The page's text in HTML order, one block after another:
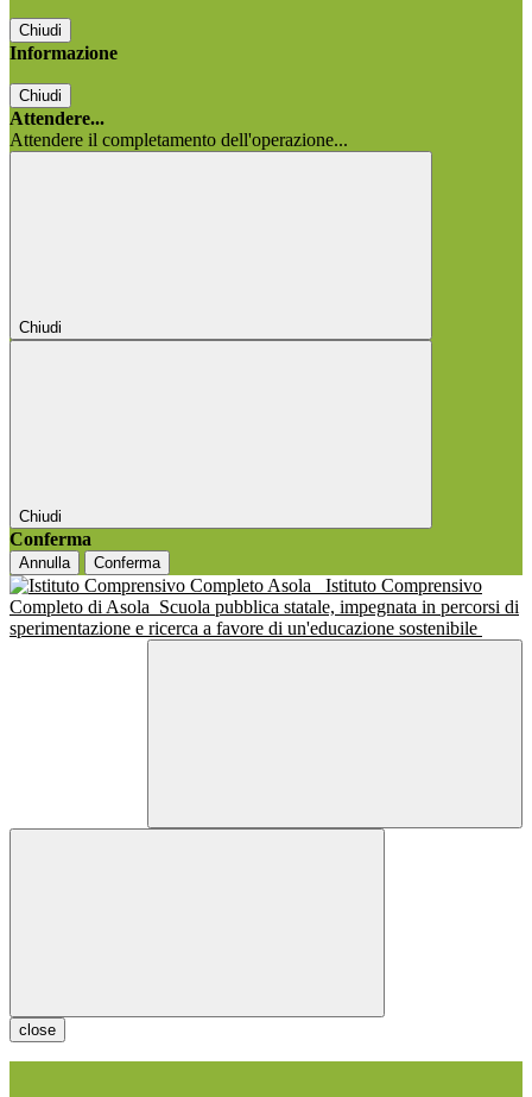
Chiudi
Informazione
Chiudi
Attendere...
Attendere il completamento dell'operazione...
Chiudi
Chiudi
Conferma
Annulla Conferma
Istituto Comprensivo
Completo di Asola Scuola pubblica statale, impegnata in percorsi di
sperimentazione e ricerca a favore di un'educazione sostenibile
close